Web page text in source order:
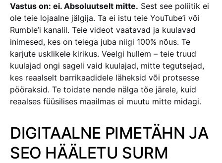
Vastus on: ei. Absoluutselt mitte. Sest see poliitik ei
ole teie lojaalne jälgija. Ta ei istu teie YouTube’i või
Rumble’i kanalil. Teie videot vaatavad ja kuulavad
inimesed, kes on teiega juba niigi 100% nõus. Te
karjute usklikele kirikus. Veelgi hullem – teie truud
kuulajad ongi sageli vaid kuulajad, mitte tegutsejad,
kes reaalselt barrikaadidele läheksid või protsesse
pööraksid. Te toidate nende nälga tõe järele, kuid
reaalses füüsilises maailmas ei muutu mitte midagi.
DIGITAALNE PIMETÄHN JA
SEO HÄÄLETU SURM